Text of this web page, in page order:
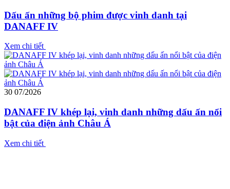
Dấu ấn những bộ phim được vinh danh tại
DANAFF IV
Xem chi tiết
30 07/2026
DANAFF IV khép lại, vinh danh những dấu ấn nổi
bật của điện ảnh Châu Á
Xem chi tiết